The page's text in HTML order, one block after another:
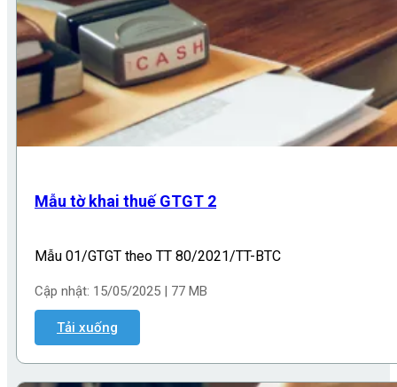
Mẫu tờ khai thuế GTGT 2
Mẫu 01/GTGT theo TT 80/2021/TT-BTC
Cập nhật: 15/05/2025 | 77 MB
Tải xuống